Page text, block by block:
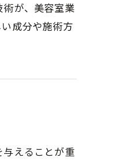
が、美容室業
成分や施術方
えることが重